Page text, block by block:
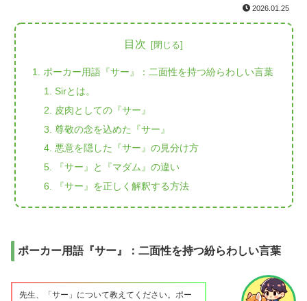
2026.01.25
目次
ポーカー用語『サー』：二面性を持つ紛らわしい言葉
Sirとは。
皮肉としての『サー』
尊敬の念を込めた『サー』
悪意を隠した『サー』の見分け方
『サー』と『マダム』の違い
『サー』を正しく解釈する方法
ポーカー用語『サー』：二面性を持つ紛らわしい言葉
先生、「サー」について教えてください。ポー